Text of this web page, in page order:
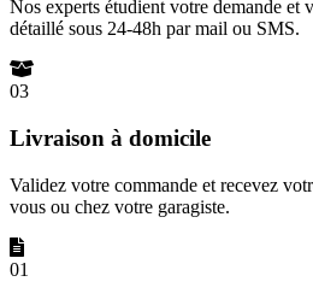
Nos experts étudient votre demande et
détaillé sous 24-48h par mail ou SMS.
03
Livraison à domicile
Validez votre commande et recevez
vous ou chez votre garagiste.
01